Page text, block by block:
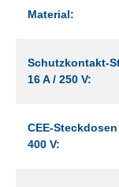
Material:
Schutzkontakt-
16 A / 250 V:
CEE-Steckdosen
400 V: